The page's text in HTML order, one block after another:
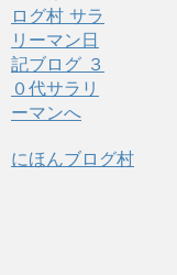
にほんブログ村